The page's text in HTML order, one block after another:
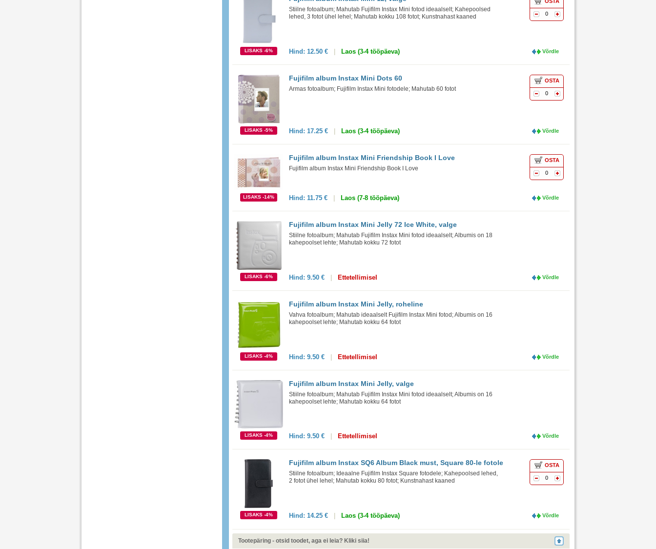
Stiilne fotoalbum; Mahutab Fujifilm Instax Mini fotod ideaalselt; Kahepoolsed
lehed, 3 fotot ühel lehel; Mahutab kokku 108 fotot; Kunstnahast kaaned
0
LISAKS -6% Hind: 12.50 € Laos (3-4 tööpäeva) Võrdle
Fujifilm album Instax Mini Dots 60
Armas fotoalbum; Fujifilm Instax Mini fotodele; Mahutab 60 fotot
OSTA
0
LISAKS -5% Hind: 17.25 € Laos (3-4 tööpäeva) Võrdle
Fujifilm album Instax Mini Friendship Book I Love
Fujifilm album Instax Mini Friendship Book I Love
OSTA
0
LISAKS -14% Hind: 11.75 € Laos (7-8 tööpäeva) Võrdle
Fujifilm album Instax Mini Jelly 72 Ice White, valge
Stiilne fotoalbum; Mahutab Fujifilm Instax Mini fotod ideaalselt; Albumis on 18
kahepoolset lehte; Mahutab kokku 72 fotot
LISAKS -6% Hind: 9.50 € Ettetellimisel Võrdle
Fujifilm album Instax Mini Jelly, roheline
Vahva fotoalbum; Mahutab ideaalselt Fujifilm Instax Mini fotod; Albumis on 16
kahepoolset lehte; Mahutab kokku 64 fotot
LISAKS -4% Hind: 9.50 € Ettetellimisel Võrdle
Fujifilm album Instax Mini Jelly, valge
Stiilne fotoalbum; Mahutab Fujifilm Instax Mini fotod ideaalselt; Albumis on 16
kahepoolset lehte; Mahutab kokku 64 fotot
LISAKS -4% Hind: 9.50 € Ettetellimisel Võrdle
Fujifilm album Instax SQ6 Album Black must, Square 80-le fotole
Stiilne fotoalbum; Ideaalne Fujifilm Instax Square fotodele; Kahepoolsed lehed,
2 fotot ühel lehel; Mahutab kokku 80 fotot; Kunstnahast kaaned
OSTA
0
LISAKS -4% Hind: 14.25 € Laos (3-4 tööpäeva) Võrdle
Tootepäring - otsid toodet, aga ei leia? Kliki siia!